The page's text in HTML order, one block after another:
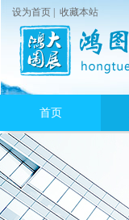
设为首页 收藏本站
首页